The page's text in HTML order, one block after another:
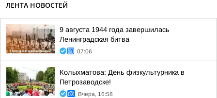
ЛЕНТА НОВОСТЕЙ
9 августа 1944 года завершилась
Ленинградская битва
07:06
Колыхматова: День физкультурника в
Петрозаводске!
Вчера, 16:58